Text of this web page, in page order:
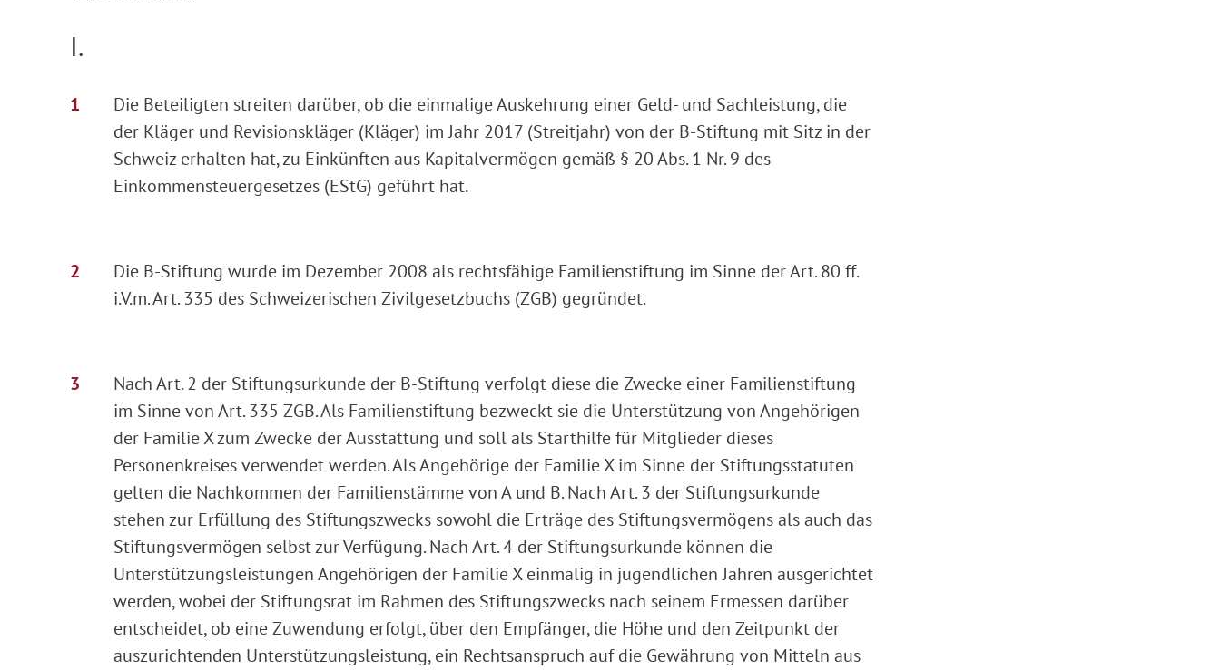
I.
Die Beteiligten streiten darüber, ob die einmalige Auskehrung einer Geld- und Sachleistung, die
der Kläger und Revisionskläger (Kläger) im Jahr 2017 (Streitjahr) von der B-Stiftung mit Sitz in der
Schweiz erhalten hat, zu Einkünften aus Kapitalvermögen gemäß § 20 Abs. 1 Nr. 9 des
Einkommensteuergesetzes (EStG) geführt hat.
Die B-Stiftung wurde im Dezember 2008 als rechtsfähige Familienstiftung im Sinne der Art. 80 ff.
i.V.m. Art. 335 des Schweizerischen Zivilgesetzbuchs (ZGB) gegründet.
Nach Art. 2 der Stiftungsurkunde der B-Stiftung verfolgt diese die Zwecke einer Familienstiftung
im Sinne von Art. 335 ZGB. Als Familienstiftung bezweckt sie die Unterstützung von Angehörigen
der Familie X zum Zwecke der Ausstattung und soll als Starthilfe für Mitglieder dieses
Personenkreises verwendet werden. Als Angehörige der Familie X im Sinne der Stiftungsstatuten
gelten die Nachkommen der Familienstämme von A und B. Nach Art. 3 der Stiftungsurkunde
stehen zur Erfüllung des Stiftungszwecks sowohl die Erträge des Stiftungsvermögens als auch das
Stiftungsvermögen selbst zur Verfügung. Nach Art. 4 der Stiftungsurkunde können die
Unterstützungsleistungen Angehörigen der Familie X einmalig in jugendlichen Jahren ausgerichtet
werden, wobei der Stiftungsrat im Rahmen des Stiftungszwecks nach seinem Ermessen darüber
entscheidet, ob eine Zuwendung erfolgt, über den Empfänger, die Höhe und den Zeitpunkt der
auszurichtenden Unterstützungsleistung, ein Rechtsanspruch auf die Gewährung von Mitteln aus